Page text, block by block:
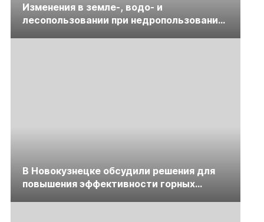
Изменения в земле-, водо- и
лесопользовании при недропользовании
В Новокузнецке обсудили решения для
повышения эффективности горных